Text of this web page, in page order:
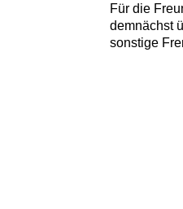
Für die
demnächst
sonstige